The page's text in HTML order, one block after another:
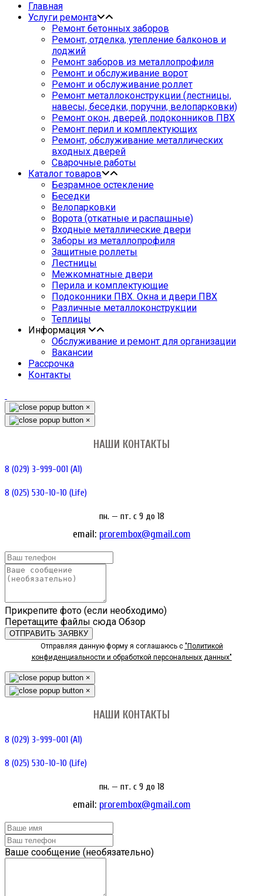
Главная
Услуги ремонта
Ремонт бетонных заборов
Ремонт, отделка, утепление балконов и
лоджий
Ремонт заборов из металлопрофиля
Ремонт и обслуживание ворот
Ремонт и обслуживание роллет
Ремонт металлоконструкции (лестницы,
навесы, беседки, поручни, велопарковки)
Ремонт окон, дверей, подоконников ПВХ
Ремонт перил и комплектующих
Ремонт, обслуживание металлических
входных дверей
Сварочные работы
Каталог товаров
Безрамное остекление
Беседки
Велопарковки
Ворота (откатные и распашные)
Входные металлические двери
Заборы из металлопрофиля
Защитные роллеты
Лестницы
Межкомнатные двери
Перила и комплектующие
Подоконники ПВХ. Окна и двери ПВХ
Различные металлоконструкции
Теплицы
Информация
Обслуживание и ремонт для организации
Вакансии
Рассрочка
Контакты
×
×
НАШИ КОНТАКТЫ
8 (029) 3-999-001 (A1)
8 (025) 530-10-10 (Life)
пн. — пт. c 9 до 18
email: prorembox@gmail.com
Прикрепите фото (если необходимо)
Перетащите файлы сюда Обзор
ОТПРАВИТЬ ЗАЯВКУ
Отправляя данную форму я соглашаюсь с "Политикой
конфиденциальности и обработкой персональных данных"
×
×
НАШИ КОНТАКТЫ
8 (029) 3-999-001 (A1)
8 (025) 530-10-10 (Life)
пн. — пт. c 9 до 18
email: prorembox@gmail.com
Ваше сообщение (необязательно)